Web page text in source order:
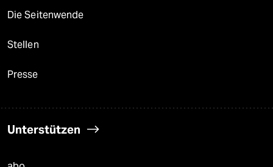
Die Seitenwende
Stellen
Presse
Unterstützen